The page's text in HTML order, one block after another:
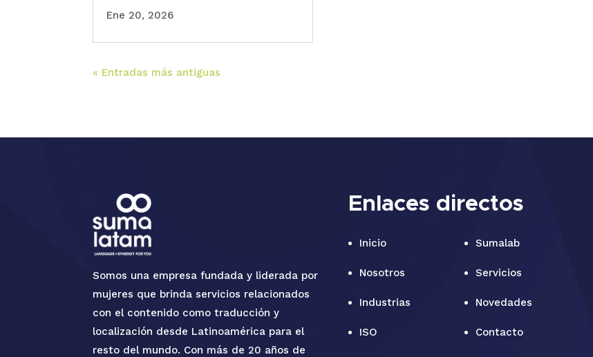
Ene 20, 2026
« Entradas más antiguas
Somos una empresa fundada y liderada por
mujeres que brinda servicios relacionados
con el contenido como traducción y
localización desde Latinoamérica para el
resto del mundo. Con más de 20 años de
Enlaces directos
Inicio Sumalab
Nosotros Servicios
Industrias Novedades
ISO Contacto